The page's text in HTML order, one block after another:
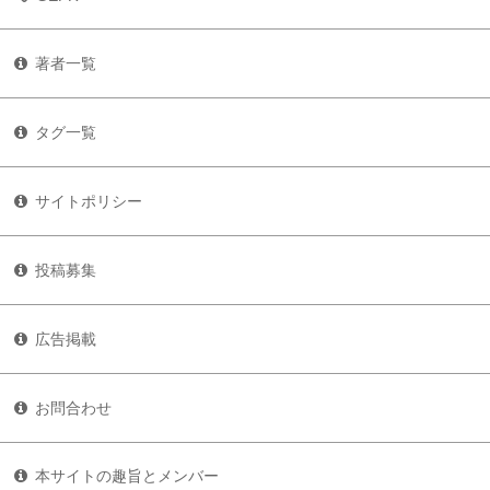
著者一覧
タグ一覧
サイトポリシー
投稿募集
広告掲載
お問合わせ
本サイトの趣旨とメンバー